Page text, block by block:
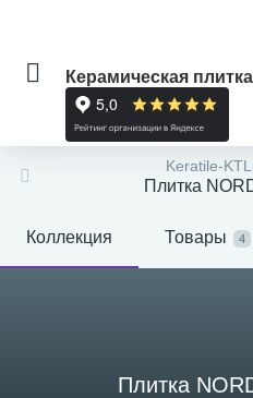
Керамическая
Keratile-
Плитка
Коллекция Товары 4
Плитка